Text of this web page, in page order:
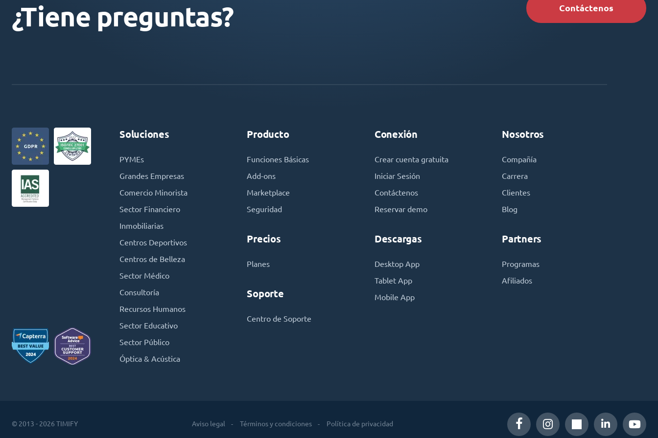
¿Tiene preguntas? Contáctenos
Soluciones
PYMEs
Grandes Empresas
Comercio Minorista
Sector Financiero
Inmobiliarias
Centros Deportivos
Centros de Belleza
Sector Médico
Consultoría
Recursos Humanos
Sector Educativo
Sector Público
Óptica & Acústica
Producto
Funciones Básicas
Add-ons
Marketplace
Seguridad
Precios
Planes
Soporte
Centro de Soporte
Conexión
Crear cuenta gratuita
Iniciar Sesión
Contáctenos
Reservar demo
Descargas
Desktop App
Tablet App
Mobile App
Nosotros
Compañía
Carrera
Clientes
Blog
Partners
Programas
Afiliados
© 2013 - 2026 TIMIFY Aviso legal Términos y condiciones Política de privacidad